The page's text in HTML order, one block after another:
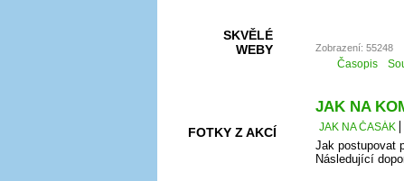
SKVĚLÉ
WEBY
FOTKY Z AKCÍ
Zobrazení: 55248
Časopis
JAK NA
JAK NA ČASÁK
Jak postupovat
Následující